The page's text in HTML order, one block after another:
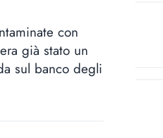
con
già stato un
sul banco degli